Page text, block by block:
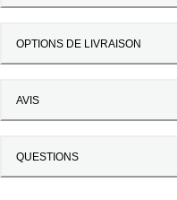
OPTIONS DE LIVRAISON
AVIS
QUESTIONS